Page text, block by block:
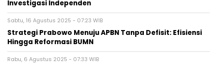
Investigasi Independen
Sabtu, 16 Agustus 2025 - 07:23 WIB
Strategi Prabowo Menuju APBN Tanpa Defisit: Efisiensi
Hingga Reformasi BUMN
Rabu, 6 Agustus 2025 - 07:33 WIB